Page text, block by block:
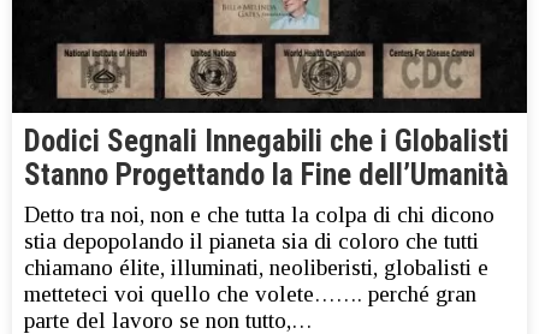
Dodici Segnali Innegabili che i Globalisti
Stanno Progettando la Fine dell’Umanità
Detto tra noi, non e che tutta la colpa di chi dicono
stia depopolando il pianeta sia di coloro che tutti
chiamano élite, illuminati, neoliberisti, globalisti e
metteteci voi quello che volete……. perché gran
parte del lavoro se non tutto,…